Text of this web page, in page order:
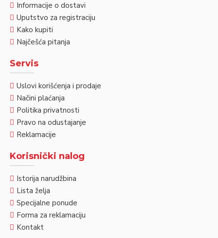
Informacije o dostavi
Uputstvo za registraciju
Kako kupiti
Najčešća pitanja
Servis
Uslovi korišćenja i prodaje
Načini plaćanja
Politika privatnosti
Pravo na odustajanje
Reklamacije
Korisnički nalog
Istorija narudžbina
Lista želja
Specijalne ponude
Forma za reklamaciju
Kontakt